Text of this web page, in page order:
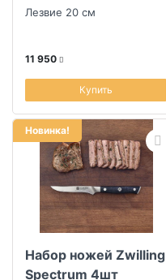
Лезвие 20 см
11 950
Купить
Новинка!
Набор ножей Zwilling
Spectrum 4шт